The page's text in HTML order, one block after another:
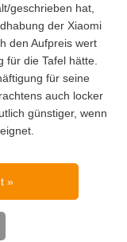
geschrieben hat,
der Xiaomi
den Aufpreis wert
für die Tafel hätte.
für seine
auch locker
günstiger, wenn